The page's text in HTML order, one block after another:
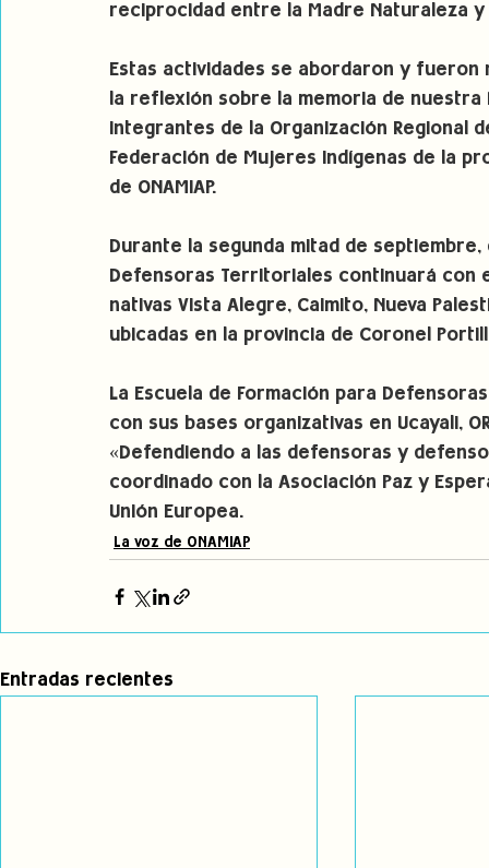
reciprocidad entre la Madre Naturaleza
Estas actividades se abordaron y
la reflexión sobre la memoria de
integrantes de la Organización Regional
Federación de Mujeres Indígenas de la
de ONAMIAP.
Durante la segunda mitad de
Defensoras Territoriales continuará con
nativas Vista Alegre, Caimito, Nueva
ubicadas en la provincia de Coronel
La Escuela de Formación para
con sus bases organizativas en Ucayali,
«Defendiendo a las defensoras y
coordinado con la Asociación Paz y
Unión Europea.
La voz de ONAMIAP
Entradas recientes